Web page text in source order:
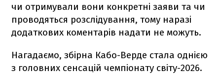
чи отримували вони конкретні заяви та чи
проводяться розслідування, тому наразі
додаткових коментарів надати не можуть.
Нагадаємо, збірна Кабо-Верде стала однією
з головних сенсацій чемпіонату світу-2026.